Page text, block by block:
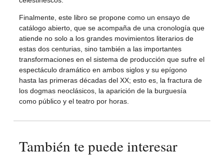
Finalmente, este libro se propone como un ensayo de
catálogo abierto, que se acompaña de una cronología que
atiende no solo a los grandes movimientos literarios de
estas dos centurias, sino también a las importantes
transformaciones en el sistema de producción que sufre el
espectáculo dramático en ambos siglos y su epígono
hasta las primeras décadas del XX; esto es, la fractura de
los dogmas neoclásicos, la aparición de la burguesía
como público y el teatro por horas.
También te puede interesar